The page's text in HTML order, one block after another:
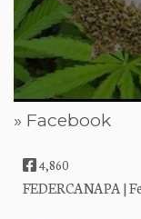
» Facebook
4,860
FEDERCANAPA |